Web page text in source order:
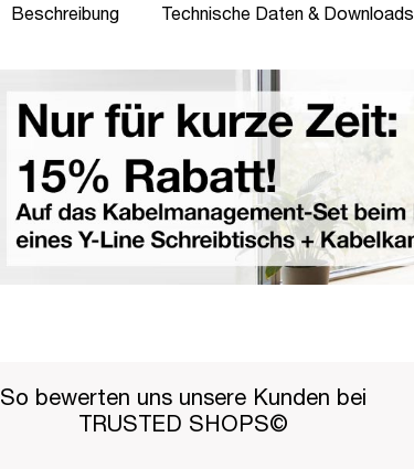
Beschreibung Technische Daten & Downloads
So bewerten uns unsere Kunden bei
TRUSTED SHOPS©